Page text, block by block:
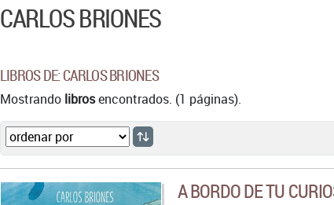
CARLOS BRIONES
LIBROS DE: CARLOS BRIONES
Mostrando librosencontrados. (1 páginas).
A BORDO DE TU